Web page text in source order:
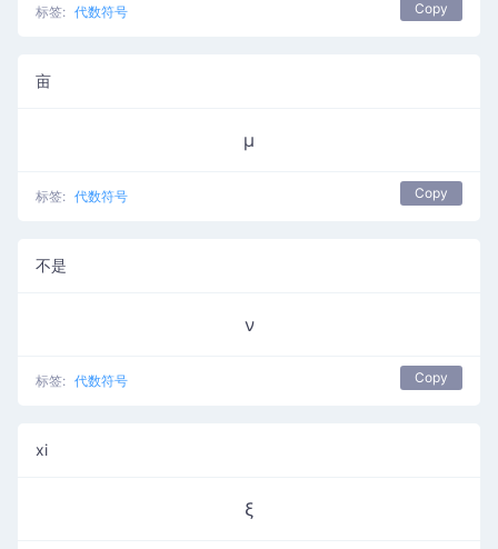
标签: 代数符号 Copy
亩
μ
标签: 代数符号 Copy
不是
ν
标签: 代数符号 Copy
xi
ξ